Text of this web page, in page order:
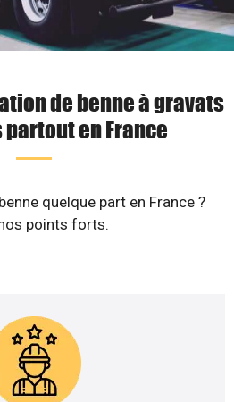
de benne à gravats
en France
quelque part en France ?
points forts.